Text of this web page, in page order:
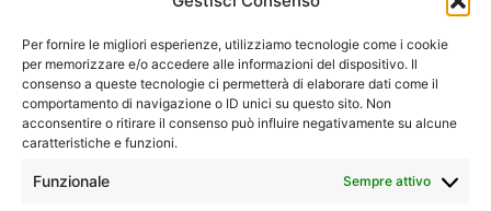
Per fornire le migliori esperienze, utilizziamo tecnologie come i cookie
per memorizzare e/o accedere alle informazioni del dispositivo. Il
consenso a queste tecnologie ci permetterà di elaborare dati come il
comportamento di navigazione o ID unici su questo sito. Non
acconsentire o ritirare il consenso può influire negativamente su alcune
caratteristiche e funzioni.
Funzionale Sempre attivo